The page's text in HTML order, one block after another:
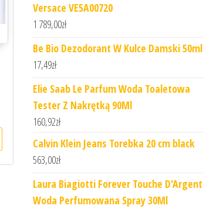
Versace VE5A00720
1 789,00zł
Be Bio Dezodorant W Kulce Damski 50ml
17,49zł
Elie Saab Le Parfum Woda Toaletowa
Tester Z Nakrętką 90Ml
160,92zł
Calvin Klein Jeans Torebka 20 cm black
563,00zł
Laura Biagiotti Forever Touche D'Argent
Woda Perfumowana Spray 30Ml